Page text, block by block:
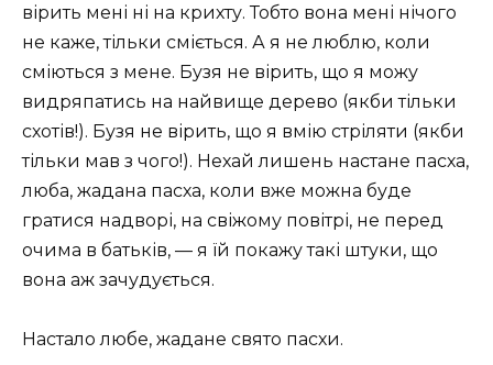
вірить мені ні на крихту. Тобто вона мені нічого
не каже, тільки сміється. А я не люблю, коли
сміються з мене. Бузя не вірить, що я можу
видряпатись на найвище дерево (якби тільки
схотів!). Бузя не вірить, що я вмію стріляти (якби
тільки мав з чого!). Нехай лишень настане пасха,
люба, жадана пасха, коли вже можна буде
гратися надворі, на свіжому повітрі, не перед
очима в батьків, — я їй покажу такі штуки, що
вона аж зачудується.
Настало любе, жадане свято пасхи.